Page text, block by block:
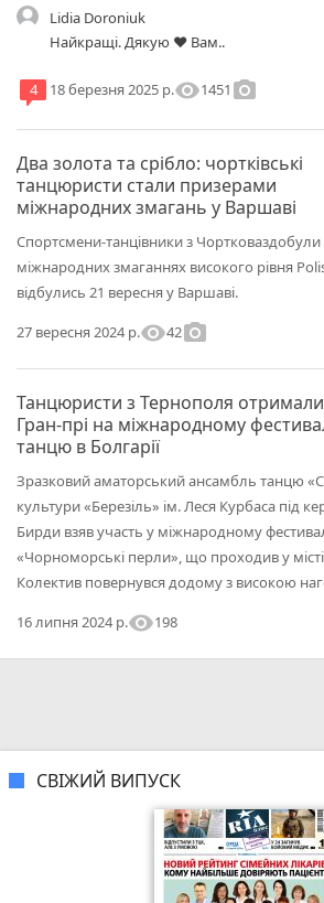
Lidia Doroniuk
Найкращі. Дякую ♥ Вам..
4 18 березня 2025 р.visibility1451 photo_camera
Два золота та срібло: чортківські
танцюристи стали призерами
міжнародних змагань у Варшаві
Спортсмени-танцівники з
міжнародних змаганнях високого рівня
відбулись 21 вересня у Варшаві.
27 вересня 2024 р.visibility42photo_camera
Танцюристи з Тернополя отримали
Гран-прі на міжнародному
танцю в Болгарії
Зразковий аматорський ансамбль танцю
культури «Березіль» ім. Леся Курбаса під
Бирди взяв участь у міжнародному
«Чорноморські перли», що проходив у
Колектив повернувся додому з високою
16 липня 2024 р.visibility198
СВІЖИЙ ВИПУСК